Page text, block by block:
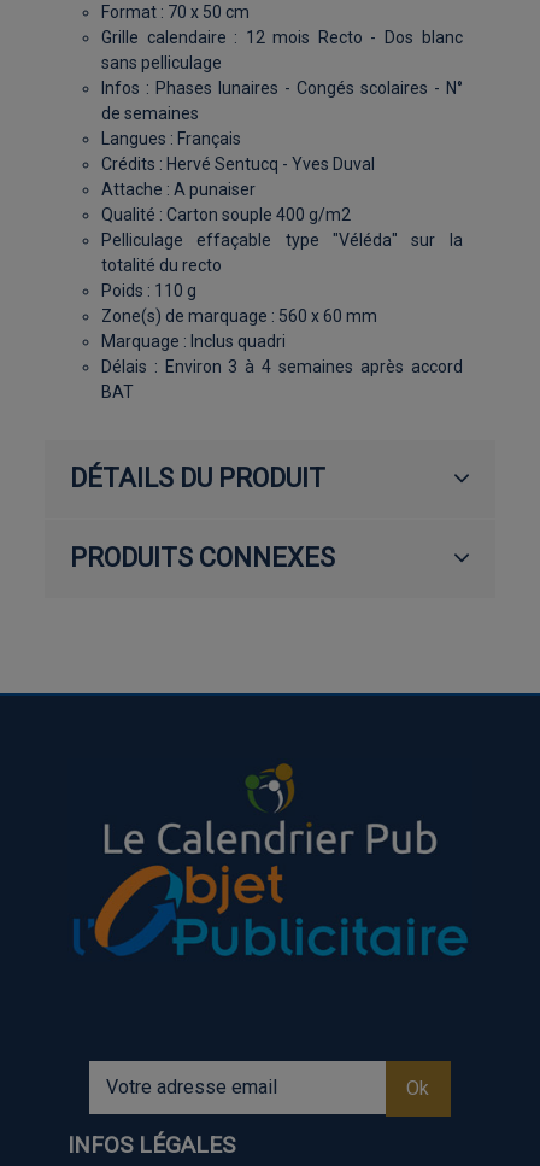
Format : 70 x 50 cm
Grille calendaire : 12 mois Recto - Dos blanc
sans pelliculage
Infos : Phases lunaires - Congés scolaires - N°
de semaines
Langues : Français
Crédits : Hervé Sentucq - Yves Duval
Attache : A punaiser
Qualité : Carton souple 400 g/m2
Pelliculage effaçable type "Véléda" sur la
totalité du recto
Poids : 110 g
Zone(s) de marquage : 560 x 60 mm
Marquage : Inclus quadri
Délais : Environ 3 à 4 semaines après accord
BAT
DÉTAILS DU PRODUIT
PRODUITS CONNEXES
INFOS LÉGALES